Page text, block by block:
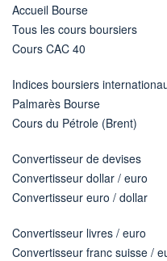
Accueil Bourse
Tous les cours boursiers
Cours CAC 40
Indices boursiers
Palmarès Bourse
Cours du Pétrole (Brent)
Convertisseur de devises
Convertisseur dollar / euro
Convertisseur euro / dollar
Convertisseur livres / euro
Convertisseur franc suisse /